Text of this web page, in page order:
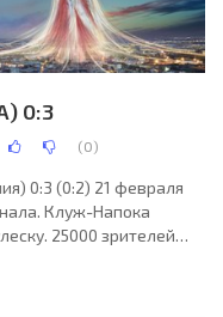
0:3
(0)
0:3 (0:2) 21 февраля
Клуж-Напока
25000 зрителей
Резервный: